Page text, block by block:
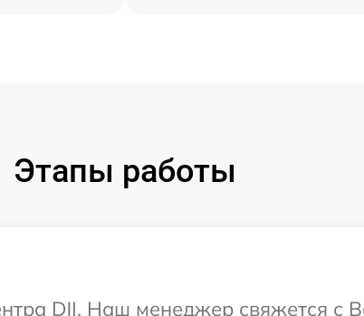
Этапы работы
DJI. Наш менеджер свяжется с